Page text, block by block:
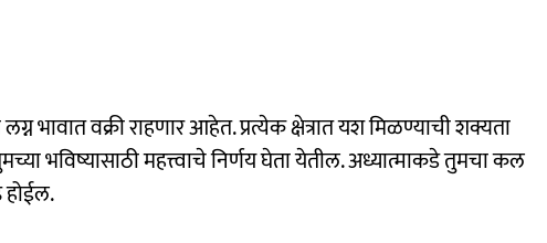
भावात वक्री राहणार आहेत. प्रत्येक क्षेत्रात यश मिळण्याची शक्यता
भविष्यासाठी महत्त्वाचे निर्णय घेता येतील. अध्यात्माकडे तुमचा कल
होईल.